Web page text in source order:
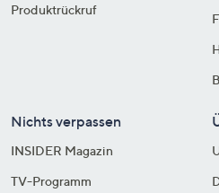
Produktrückruf
Nichts verpassen
INSIDER Magazin
TV-Programm